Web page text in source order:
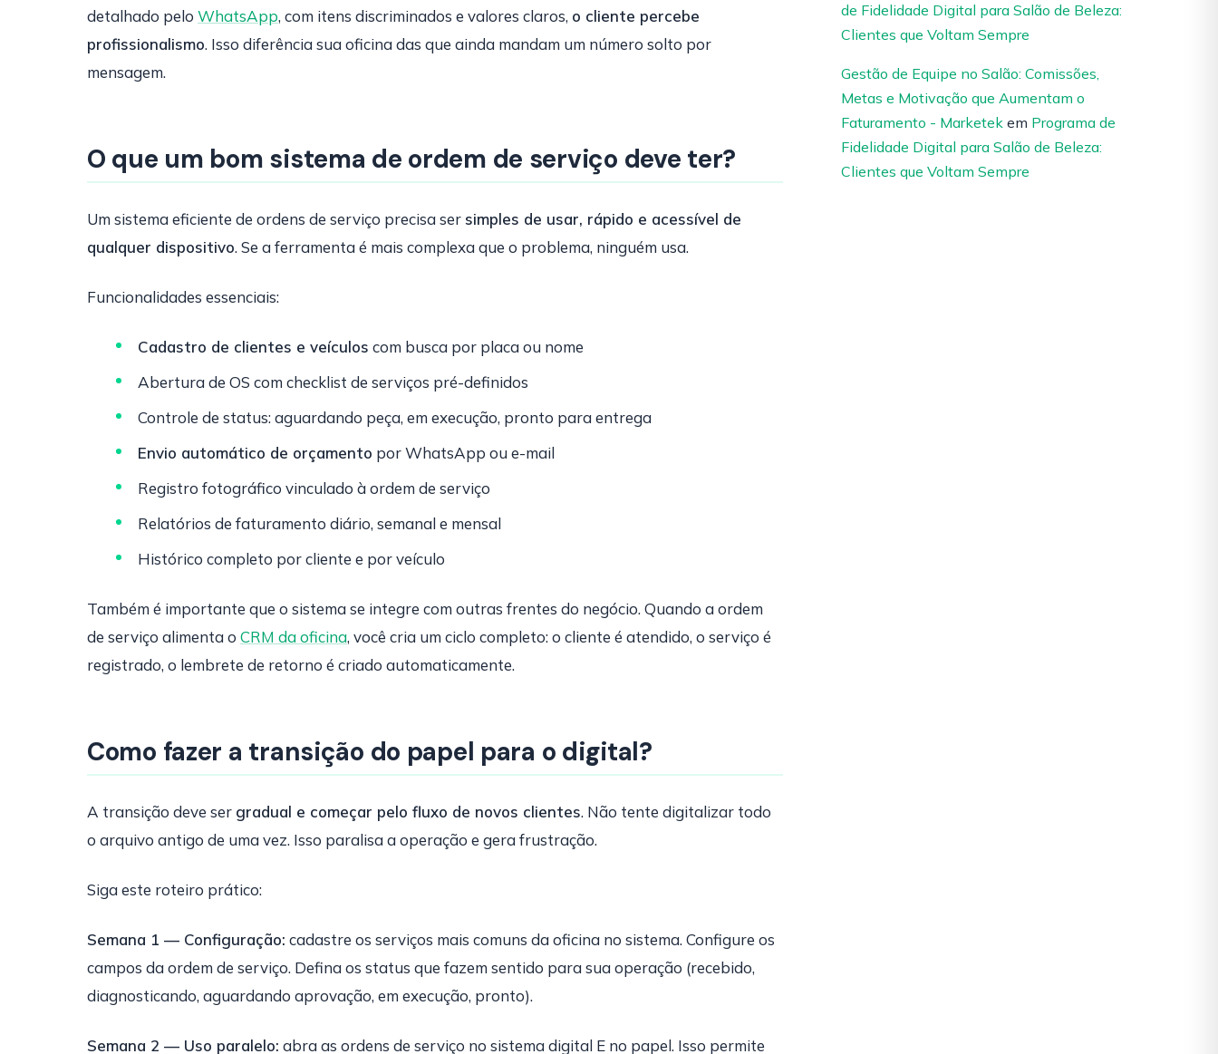
detalhado pelo WhatsApp, com itens discriminados e valores claros, o cliente percebe
profissionalismo. Isso diferência sua oficina das que ainda mandam um número solto por
mensagem.
O que um bom sistema de ordem de serviço deve ter?
Um sistema eficiente de ordens de serviço precisa ser simples de usar, rápido e acessível de
qualquer dispositivo. Se a ferramenta é mais complexa que o problema, ninguém usa.
Funcionalidades essenciais:
Cadastro de clientes e veículos com busca por placa ou nome
Abertura de OS com checklist de serviços pré-definidos
Controle de status: aguardando peça, em execução, pronto para entrega
Envio automático de orçamento por WhatsApp ou e-mail
Registro fotográfico vinculado à ordem de serviço
Relatórios de faturamento diário, semanal e mensal
Histórico completo por cliente e por veículo
Também é importante que o sistema se integre com outras frentes do negócio. Quando a ordem
de serviço alimenta o CRM da oficina, você cria um ciclo completo: o cliente é atendido, o serviço é
registrado, o lembrete de retorno é criado automaticamente.
Como fazer a transição do papel para o digital?
A transição deve ser gradual e começar pelo fluxo de novos clientes. Não tente digitalizar todo
o arquivo antigo de uma vez. Isso paralisa a operação e gera frustração.
Siga este roteiro prático:
Semana 1 — Configuração: cadastre os serviços mais comuns da oficina no sistema. Configure os
campos da ordem de serviço. Defina os status que fazem sentido para sua operação (recebido,
diagnosticando, aguardando aprovação, em execução, pronto).
Semana 2 — Uso paralelo: abra as ordens de serviço no sistema digital E no papel. Isso permite
de Fidelidade Digital para Salão de Beleza:
Clientes que Voltam Sempre
Gestão de Equipe no Salão: Comissões,
Metas e Motivação que Aumentam o
Faturamento - Marketek em Programa de
Fidelidade Digital para Salão de Beleza:
Clientes que Voltam Sempre